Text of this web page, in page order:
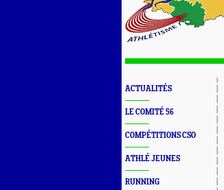
ACTUALITÉS
LE COMITÉ 56
COMPÉTITIONS CSO
ATHLÉ JEUNES
RUNNING